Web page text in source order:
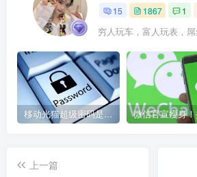
15 1867 1
穷人玩车，富人玩表，屌
移动光猫超级密码是多少？移动光猫超级管理员后台账号与密码
上一篇